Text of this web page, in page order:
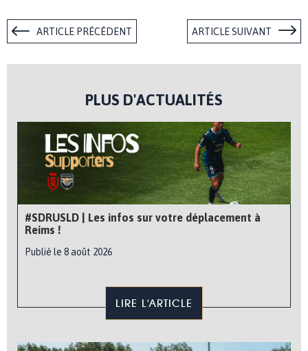
ARTICLE PRÉCÉDENT ARTICLE SUIVANT
PLUS D'ACTUALITÉS
#SDRUSLD | Les infos sur votre déplacement à
Reims !
Publié le 8 août 2026
LIRE L'ARTICLE